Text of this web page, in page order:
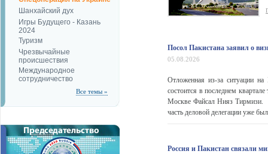
Шанхайский дух
Игры Будущего - Казань
2024
Туризм
Чрезвычайные
происшествия
Международное
сотрудничество
Все темы »
Посол Пакистана заявил о
05.08.2026
Отложенная из-за ситуации
состоится в последнем
Москве Файсал Нияз Тирмизи.
часть деловой делегации уже
Россия и Пакистан связали